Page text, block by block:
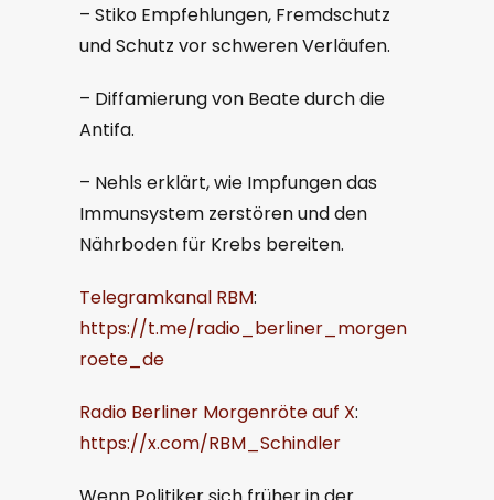
– Stiko Empfehlungen, Fremdschutz
und Schutz vor schweren Verläufen.
– Diffamierung von Beate durch die
Antifa.
– Nehls erklärt, wie Impfungen das
Immunsystem zerstören und den
Nährboden für Krebs bereiten.
Telegramkanal RBM:
https://t.me/radio_berliner_morgen
roete_de
Radio Berliner Morgenröte auf X:
https://x.com/RBM_Schindler